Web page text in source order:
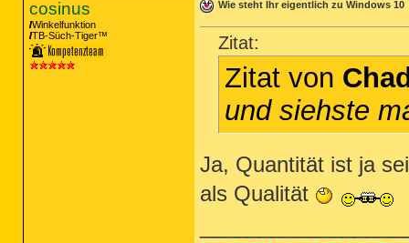
cosinus
Winkelfunktion
TB-Süch-Tiger™
Wie steht Ihr eigentlich zu Windows 10
Zitat:
Zitat von
und siehste
Ja, Quantität ist ja
als Qualität